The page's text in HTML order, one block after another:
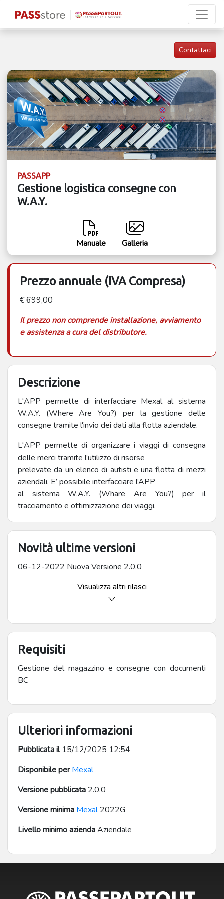
Contattaci
PASSAPP
Gestione logistica consegne con
W.A.Y.
Manuale Galleria
Prezzo annuale (IVA Compresa)
€ 699,00
Il prezzo non comprende installazione, avviamento
e assistenza a cura del distributore.
Descrizione
L'APP permette di interfacciare Mexal al sistema
W.A.Y. (Where Are You?) per la gestione delle
consegne tramite l'invio dei dati alla flotta aziendale.
L'APP permette di organizzare i viaggi di consegna
delle merci tramite l’utilizzo di risorse
prelevate da un elenco di autisti e una flotta di mezzi
aziendali. E’ possibile interfacciare l’APP
al sistema W.A.Y. (Whare Are You?) per il
tracciamento e ottimizzazione dei viaggi.
Novità ultime versioni
06-12-2022 Nuova Versione 2.0.0
Visualizza altri rilasci
Requisiti
Gestione del magazzino e consegne con documenti
BC
Ulteriori informazioni
Pubblicata il15/12/2025 12:54
Disponibile per Mexal
Versione pubblicata 2.0.0
Versione minima Mexal2022G
Livello minimo aziendaAziendale